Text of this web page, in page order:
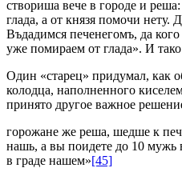
створиша вече в городе и
глада, а от князя помочи нету.
Въдадимся печенегомъ, да
уже помираем от глада». И
Один «старец» придумал, как
колодца, наполненного
принято другое важное
горожане же реша, шедше к
нашь, а вы поидете до 10 мужь
в граде нашем»[45]